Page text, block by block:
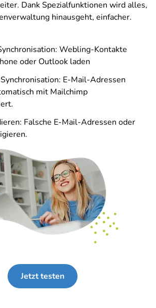
Dank Spezialfunktionen wird alles,
hinausgeht, einfacher.
Webling-Kontakte
oder Outlook laden
E-Mail-Adressen
mit Mailchimp
Falsche E-Mail-Adressen oder
Jetzt testen